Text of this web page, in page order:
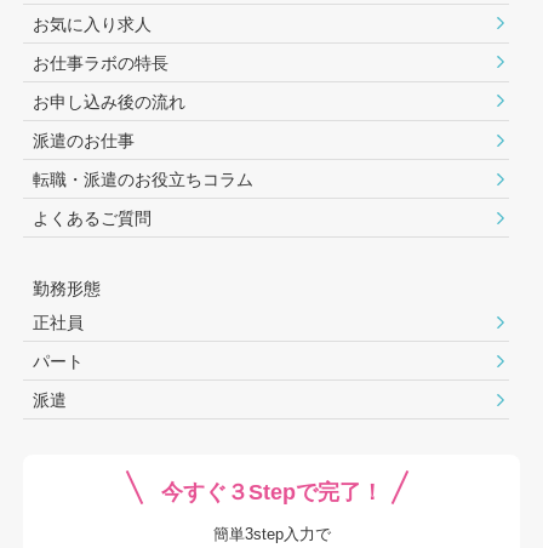
お気に入り求人
お仕事ラボの特長
お申し込み後の流れ
派遣のお仕事
転職・派遣のお役⽴ちコラム
よくあるご質問
勤務形態
正社員
パート
派遣
今すぐ３Stepで完了！
簡単3step入力で